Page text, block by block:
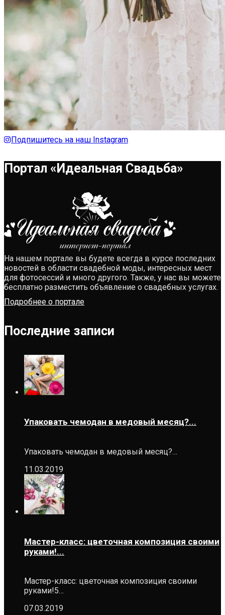
Подпишитесь на наш Instagram
Портал «Идеальная Свадьба»
На нашем портале вы будете всегда в курсе последних
новостей в области свадебной моды, интересных мест
для фотосессий и много другого. Также, у нас вы можете
бесплатно разместить объявление о свадебных услугах.
Подробнее о портале
Последние записи
Упаковать чемодан в медовый месяц?...
Упаковать чемодан в медовый месяц?…
11.03.2019
Мастер-класс: цветочная композиция своими
руками!...
Мастер-класс: цветочная композиция своими
руками!5…
07.03.2019